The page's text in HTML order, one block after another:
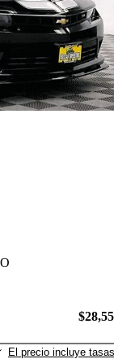
El precio incluye tasas